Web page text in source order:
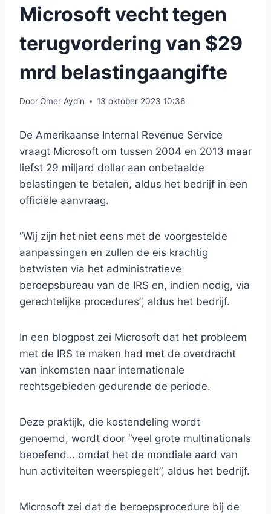
Microsoft vecht tegen
terugvordering van $29
mrd belastingaangifte
DoorÖmer Aydin 13 oktober 2023 10:36
De Amerikaanse Internal Revenue Service
vraagt ​​Microsoft om tussen 2004 en 2013 maar
liefst 29 miljard dollar aan onbetaalde
belastingen te betalen, aldus het bedrijf in een
officiële aanvraag.
“Wij zijn het niet eens met de voorgestelde
aanpassingen en zullen de eis krachtig
betwisten via het administratieve
beroepsbureau van de IRS en, indien nodig, via
gerechtelijke procedures”, aldus het bedrijf.
In een blogpost zei Microsoft dat het probleem
met de IRS te maken had met de overdracht
van inkomsten naar internationale
rechtsgebieden gedurende de periode.
Deze praktijk, die kostendeling wordt
genoemd, wordt door “veel grote multinationals
beoefend… omdat het de mondiale aard van
hun activiteiten weerspiegelt”, aldus het bedrijf.
Microsoft zei dat de beroepsprocedure bij de